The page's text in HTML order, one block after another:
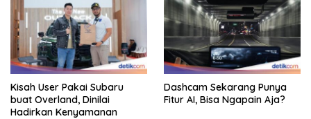
Kisah User Pakai Subaru
buat Overland, Dinilai
Hadirkan Kenyamanan
Dashcam Sekarang Punya
Fitur AI, Bisa Ngapain Aja?